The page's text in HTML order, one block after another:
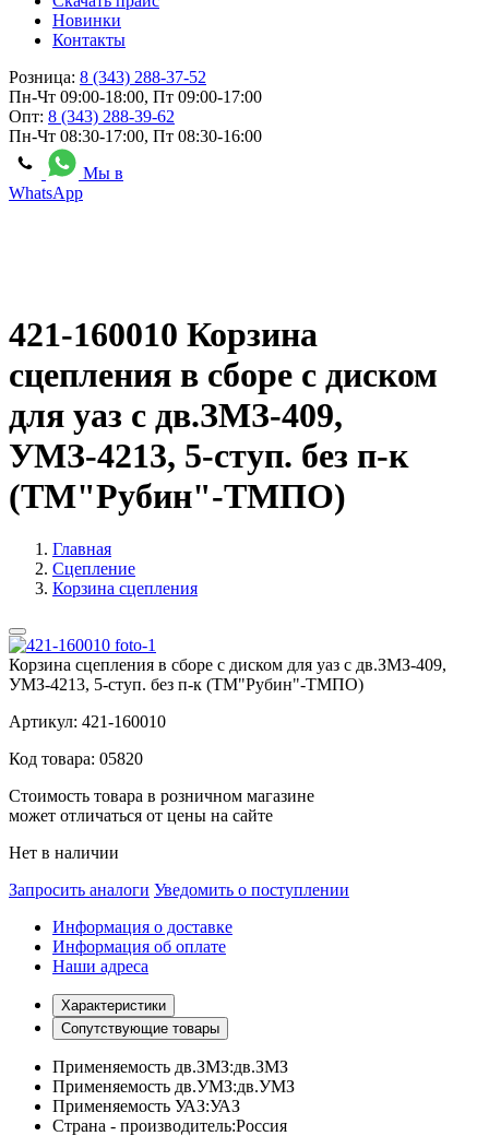
Новинки
Контакты
Розница: 8 (343) 288-37-52
Пн-Чт 09:00-18:00, Пт 09:00-17:00
Опт: 8 (343) 288-39-62
Пн-Чт 08:30-17:00, Пт 08:30-16:00
Мы в
WhatsApp
421-160010 Корзина
сцепления в сборе с диском
для уаз с дв.ЗМЗ-409,
УМЗ-4213, 5-ступ. без п-к
(ТМ"Рубин"-ТМПО)
Главная
Сцепление
Корзина сцепления
Корзина сцепления в сборе с диском для уаз с дв.ЗМЗ-409,
УМЗ-4213, 5-ступ. без п-к (ТМ"Рубин"-ТМПО)
Артикул: 421-160010
Код товара: 05820
Стоимость товара в розничном магазине
может отличаться от цены на сайте
Нет в наличии
Запросить аналоги Уведомить о поступлении
Информация о доставке
Информация об оплате
Наши адреса
Характеристики
Сопутствующие товары
Применяемость дв.ЗМЗ:дв.ЗМЗ
Применяемость дв.УМЗ:дв.УМЗ
Применяемость УАЗ:УАЗ
Страна - производитель:Россия